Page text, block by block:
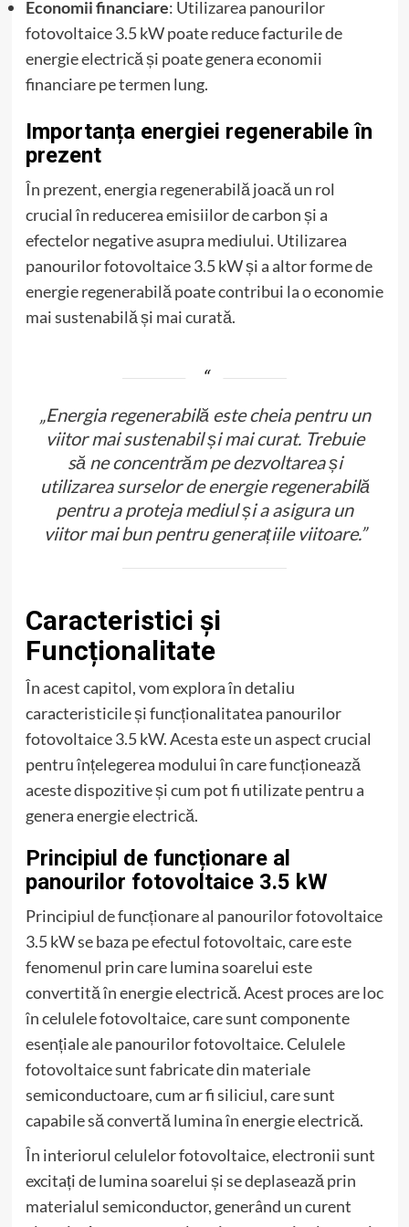
Economii financiare: Utilizarea panourilor
fotovoltaice 3.5 kW poate reduce facturile de
energie electrică și poate genera economii
financiare pe termen lung.
Importanța energiei regenerabile în
prezent
În prezent, energia regenerabilă joacă un rol
crucial în reducerea emisiilor de carbon și a
efectelor negative asupra mediului. Utilizarea
panourilor fotovoltaice 3.5 kW și a altor forme de
energie regenerabilă poate contribui la o economie
mai sustenabilă și mai curată.
„Energia regenerabilă este cheia pentru un
viitor mai sustenabil și mai curat. Trebuie
să ne concentrăm pe dezvoltarea și
utilizarea surselor de energie regenerabilă
pentru a proteja mediul și a asigura un
viitor mai bun pentru generațiile viitoare.”
Caracteristici și
Funcționalitate
În acest capitol, vom explora în detaliu
caracteristicile și funcționalitatea panourilor
fotovoltaice 3.5 kW. Acesta este un aspect crucial
pentru înțelegerea modului în care funcționează
aceste dispozitive și cum pot fi utilizate pentru a
genera energie electrică.
Principiul de funcționare al
panourilor fotovoltaice 3.5 kW
Principiul de funcționare al panourilor fotovoltaice
3.5 kW se baza pe efectul fotovoltaic, care este
fenomenul prin care lumina soarelui este
convertită în energie electrică. Acest proces are loc
în celulele fotovoltaice, care sunt componente
esențiale ale panourilor fotovoltaice. Celulele
fotovoltaice sunt fabricate din materiale
semiconductoare, cum ar fi siliciul, care sunt
capabile să convertă lumina în energie electrică.
În interiorul celulelor fotovoltaice, electronii sunt
excitați de lumina soarelui și se deplasează prin
materialul semiconductor, generând un curent